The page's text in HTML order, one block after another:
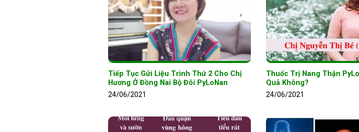
Tiếp Tục Gửi Liệu Trình Thứ 2 Cho Chị
Hương Ở Đồng Nai Bộ Đôi PyLoNan
24/06/2021
Thuốc Trị Nang Thận
Quả Không?
24/06/2021